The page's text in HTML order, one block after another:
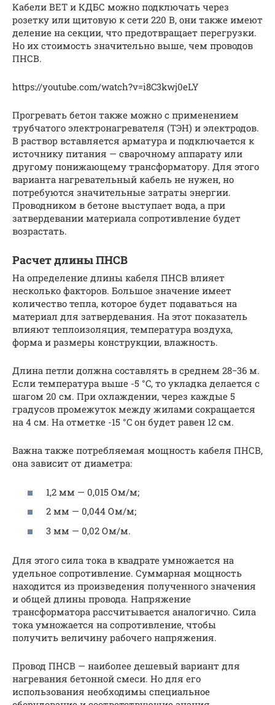
Кабели ВЕТ и КДБС можно подключать через
розетку или щитовую к сети 220 В, они также имеют
деление на секции, что предотвращает перегрузки.
Но их стоимость значительно выше, чем проводов
ПНСВ.
https://youtube.com/watch?v=i8C3kwj0eLY
Прогревать бетон также можно с применением
трубчатого электронагревателя (ТЭН) и электродов.
В раствор вставляется арматура и подключается к
источнику питания — сварочному аппарату или
другому понижающему трансформатору. Для этого
варианта нагревательный кабель не нужен, но
потребуются значительные затраты энергии.
Проводником в бетоне выступает вода, а при
затвердевании материала сопротивление будет
возрастать.
Расчет длины ПНСВ
На определение длины кабеля ПНСВ влияет
несколько факторов. Большое значение имеет
количество тепла, которое будет подаваться на
материал для затвердевания. На этот показатель
влияют теплоизоляция, температура воздуха,
форма и размеры конструкции, влажность.
Длина петли должна составлять в среднем 28−36 м.
Если температура выше -5 °C, то укладка делается с
шагом 20 см. При охлаждении, через каждые 5
градусов промежуток между жилами сокращается
на 4 см. На отметке -15 °C он будет равен 12 см.
Важна также потребляемая мощность кабеля ПНСВ,
она зависит от диаметра:
1,2 мм — 0,015 Ом/м;
2 мм — 0,044 Ом/м;
3 мм — 0,02 Ом/м.
Для этого сила тока в квадрате умножается на
удельное сопротивление. Суммарная мощность
находится из произведения полученного значения
и общей длины провода. Напряжение
трансформатора рассчитывается аналогично. Сила
тока умножается на сопротивление, чтобы
получить величину рабочего напряжения.
Провод ПНСВ — наиболее дешевый вариант для
нагревания бетонной смеси. Но для его
использования необходимы специальное